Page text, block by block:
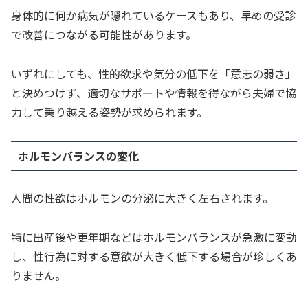
身体的に何か病気が隠れているケースもあり、早めの受診
で改善につながる可能性があります。
いずれにしても、性的欲求や気分の低下を「意志の弱さ」
と決めつけず、適切なサポートや情報を得ながら夫婦で協
力して乗り越える姿勢が求められます。
ホルモンバランスの変化
人間の性欲はホルモンの分泌に大きく左右されます。
特に出産後や更年期などはホルモンバランスが急激に変動
し、性行為に対する意欲が大きく低下する場合が珍しくあ
りません。